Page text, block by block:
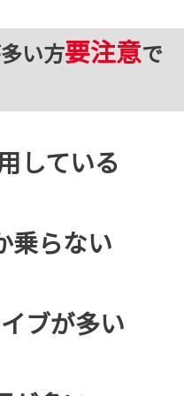
い方要注意で
している
乗らない
ブが多い